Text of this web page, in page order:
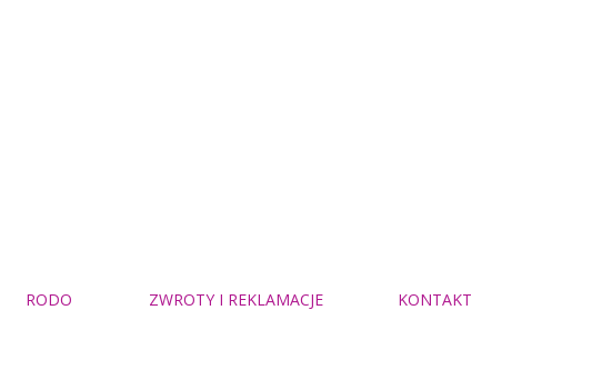
RODO ZWROTY I REKLAMACJE KONTAKT